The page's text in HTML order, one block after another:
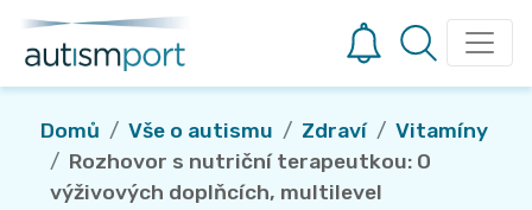
Domů Vše o autismu Zdraví
Vitamíny
Rozhovor s nutriční terapeutkou: O
výživových doplňcích, multilevel